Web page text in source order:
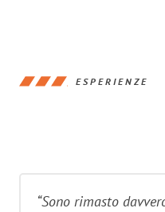
ESPERIENZE
“Sono rimasto